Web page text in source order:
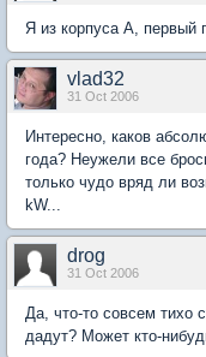
Я из корпуса А, первый
vlad32
31 Oct 2006
Интересно, каков
года? Неужели все
только чудо вряд ли
kW...
drog
31 Oct 2006
Да, что-то совсем тихо
дадут? Может кто-